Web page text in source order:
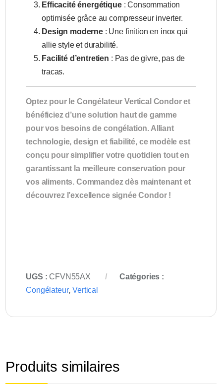
Efficacité énergétique: Consommation
optimisée grâce au compresseur inverter.
Design moderne: Une finition en inox qui
allie style et durabilité.
Facilité d’entretien : Pas de givre, pas de
tracas.
Optez pour le Congélateur Vertical Condor et
bénéficiez d’une solution haut de gamme
pour vos besoins de congélation. Alliant
technologie, design et fiabilité, ce modèle est
conçu pour simplifier votre quotidien tout en
garantissant la meilleure conservation pour
vos aliments. Commandez dès maintenant et
découvrez l’excellence signée Condor !
UGS :CFVN55AX
Catégories :
Congélateur,Vertical
Produits similaires